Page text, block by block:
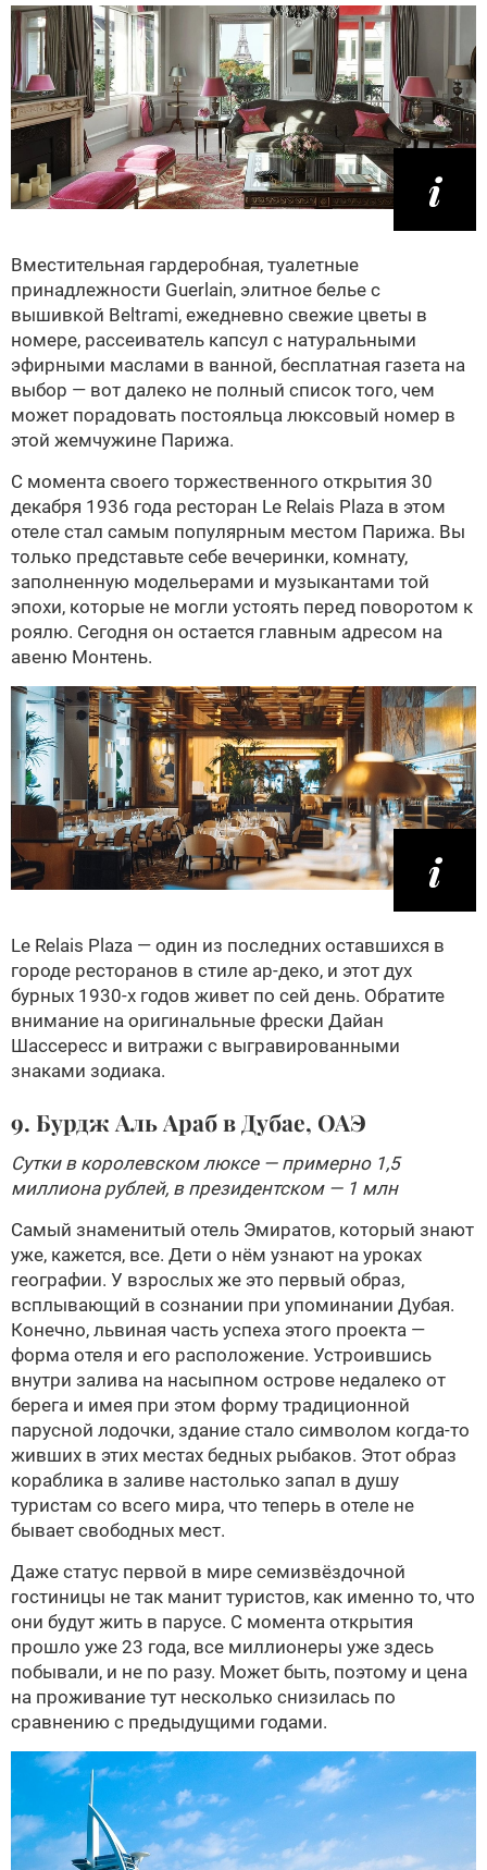
Вместительная гардеробная, туалетные
принадлежности Guerlain, элитное белье с
вышивкой Beltrami, ежедневно свежие цветы в
номере, рассеиватель капсул с натуральными
эфирными маслами в ванной, бесплатная газета на
выбор — вот далеко не полный список того, чем
может порадовать постояльца люксовый номер в
этой жемчужине Парижа.
С момента своего торжественного открытия 30
декабря 1936 года ресторан Le Relais Plaza в этом
отеле стал самым популярным местом Парижа. Вы
только представьте себе вечеринки, комнату,
заполненную модельерами и музыкантами той
эпохи, которые не могли устоять перед поворотом к
роялю. Сегодня он остается главным адресом на
авеню Монтень.
Le Relais Plaza — один из последних оставшихся в
городе ресторанов в стиле ар-деко, и этот дух
бурных 1930-х годов живет по сей день. Обратите
внимание на оригинальные фрески Дайан
Шассересс и витражи с выгравированными
знаками зодиака.
9. Бурдж Аль Араб в Дубае, ОАЭ
Сутки в королевском люксе — примерно 1,5
миллиона рублей, в президентском — 1 млн
Самый знаменитый отель Эмиратов, который знают
уже, кажется, все. Дети о нём узнают на уроках
географии. У взрослых же это первый образ,
всплывающий в сознании при упоминании Дубая.
Конечно, львиная часть успеха этого проекта —
форма отеля и его расположение. Устроившись
внутри залива на насыпном острове недалеко от
берега и имея при этом форму традиционной
парусной лодочки, здание стало символом когда-то
живших в этих местах бедных рыбаков. Этот образ
кораблика в заливе настолько запал в душу
туристам со всего мира, что теперь в отеле не
бывает свободных мест.
Даже статус первой в мире семизвёздочной
гостиницы не так манит туристов, как именно то, что
они будут жить в парусе. С момента открытия
прошло уже 23 года, все миллионеры уже здесь
побывали, и не по разу. Может быть, поэтому и цена
на проживание тут несколько снизилась по
сравнению с предыдущими годами.